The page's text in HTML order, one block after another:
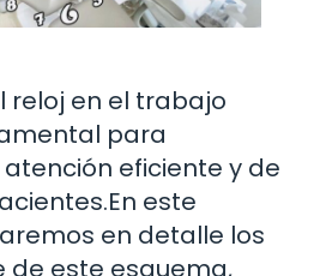
reloj en el trabajo
para
eficiente y de
este
en detalle los
de este esquema,